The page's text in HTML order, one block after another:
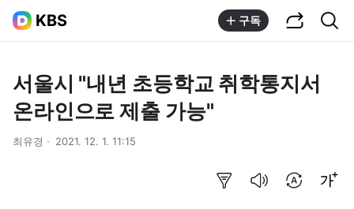
KBS 구독
서울시 "내년 초등학교 취학통지서
온라인으로 제출 가능"
최유경 2021. 12. 1. 11:15